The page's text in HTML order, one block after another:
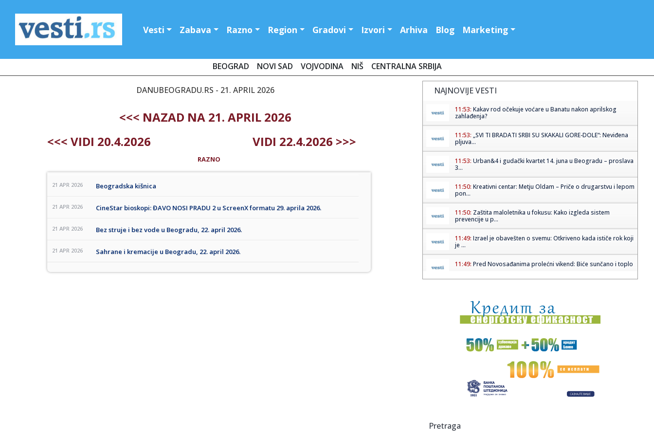
Vesti Zabava Razno Region Gradovi Izvori Arhiva Blog Marketing
BEOGRAD NOVI SAD VOJVODINA NIŠ CENTRALNA SRBIJA
DANUBEOGRADU.RS - 21. APRIL 2026
<<< NAZAD NA 21. APRIL 2026
<<< VIDI 20.4.2026
VIDI 22.4.2026 >>>
RAZNO
21 APR 2026 Beogradska kišnica
21 APR 2026 CineStar bioskopi: ĐAVO NOSI PRADU 2 u ScreenX formatu 29. aprila 2026.
21 APR 2026 Bez struje i bez vode u Beogradu, 22. april 2026.
21 APR 2026 Sahrane i kremacije u Beogradu, 22. april 2026.
NAJNOVIJE VESTI
11:53: Kakav rod očekuje voćare u Banatu nakon aprilskog
zahlađenja?
11:53: „SVI TI BRADATI SRBI SU SKAKALI GORE-DOLE“: Neviđena
pljuva...
11:53: Urban&4 i gudački kvartet 14. juna u Beogradu – proslava
3...
11:50: Kreativni centar: Metju Oldam – Priče o drugarstvu i lepom
pon...
11:50: Zaštita maloletnika u fokusu: Kako izgleda sistem
prevencije u p...
11:49: Izrael je obavešten o svemu: Otkriveno kada ističe rok koji
je ...
11:49: Pred Novosađanima prolećni vikend: Biće sunčano i toplo
11:47:Stoja se vratila tamo gde joj je najlepše, svojoj kući:
Belogla...
11:46:Istina koja boli: Od heroja do "zločinca" (VIDEO)
Spoj1908. i 2026. godine: Kako je tim stručnjaka pomoću
11:43:Mesec dobrodošlice – Bonus koji traje 30 dana
istoj ku...
Pretraga